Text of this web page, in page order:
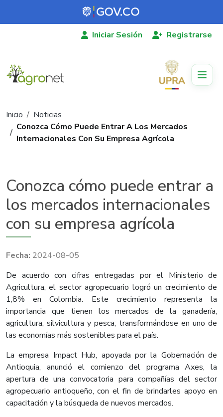
Pasar al contenido principal
Iniciar Sesión Registrarse
Ruta de navegación
Inicio
Noticias
Conozca Cómo Puede Entrar A Los Mercados
Internacionales Con Su Empresa Agrícola
Conozca cómo puede entrar a
los mercados internacionales
con su empresa agrícola
2024-08-05
De acuerdo con cifras entregadas por el Ministerio de
Agricultura, el sector agropecuario logró un crecimiento de
1,8% en Colombia. Este crecimiento representa la
importancia que tienen los mercados de la ganadería,
agricultura, silvicultura y pesca; transformándose en uno de
las economías más sostenibles para el país.
La empresa Impact Hub, apoyada por la Gobernación de
Antioquia, anunció el comienzo del programa Axes, la
apertura de una convocatoria para compañías del sector
agropecuario antioqueño, con el fin de brindarles apoyo en
capacitación y la búsqueda de nuevos mercados.